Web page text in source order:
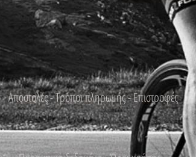
Αποστολές - Τρόποι πληρωμής - Επιστροφές